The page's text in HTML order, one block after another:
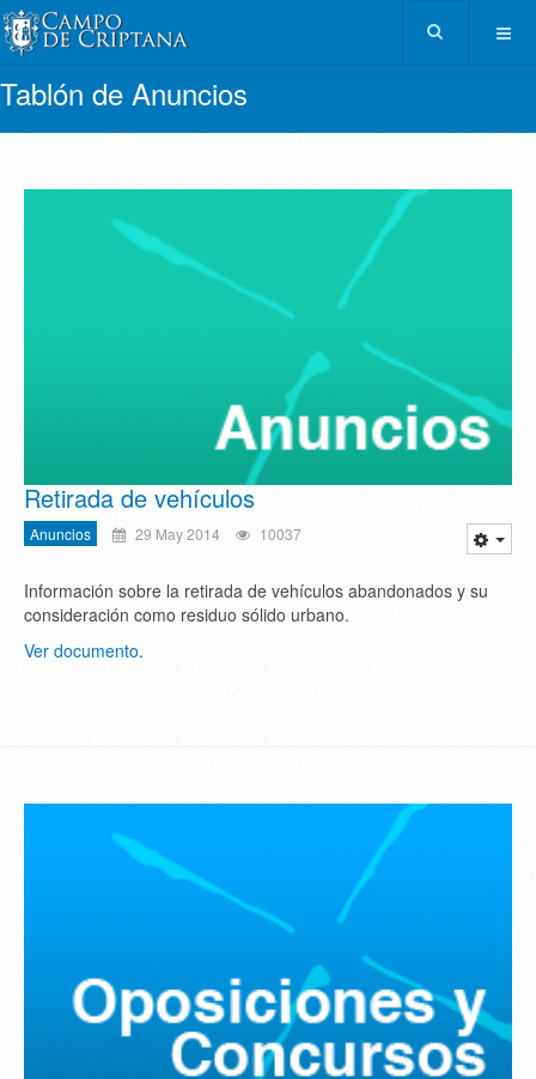
Tablón de Anuncios
Retirada de vehículos
Anuncios 29 May 2014 10037
Información sobre la retirada de vehículos abandonados y su
consideración como residuo sólido urbano.
Ver documento.